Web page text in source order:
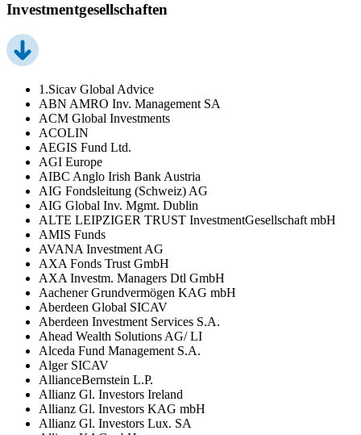
Investmentgesellschaften
1.Sicav Global Advice
ABN AMRO Inv. Management SA
ACM Global Investments
ACOLIN
AEGIS Fund Ltd.
AGI Europe
AIBC Anglo Irish Bank Austria
AIG Fondsleitung (Schweiz) AG
AIG Global Inv. Mgmt. Dublin
ALTE LEIPZIGER TRUST InvestmentGesellschaft mbH
AMIS Funds
AVANA Investment AG
AXA Fonds Trust GmbH
AXA Investm. Managers Dtl GmbH
Aachener Grundvermögen KAG mbH
Aberdeen Global SICAV
Aberdeen Investment Services S.A.
Ahead Wealth Solutions AG/ LI
Alceda Fund Management S.A.
Alger SICAV
AllianceBernstein L.P.
Allianz Gl. Investors Ireland
Allianz Gl. Investors KAG mbH
Allianz Gl. Investors Lux. SA